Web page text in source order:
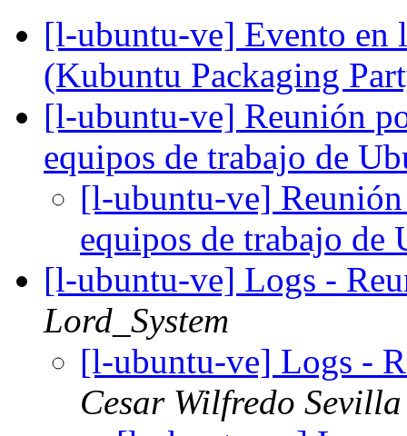
[l-ubuntu-ve] Evento en
(Kubuntu Packaging
[l-ubuntu-ve] Reunión
equipos de trabajo de
[l-ubuntu-ve]
equipos de trabajo
[l-ubuntu-ve] Logs -
Lord_System
[l-ubuntu-ve] Logs -
Cesar Wilfredo